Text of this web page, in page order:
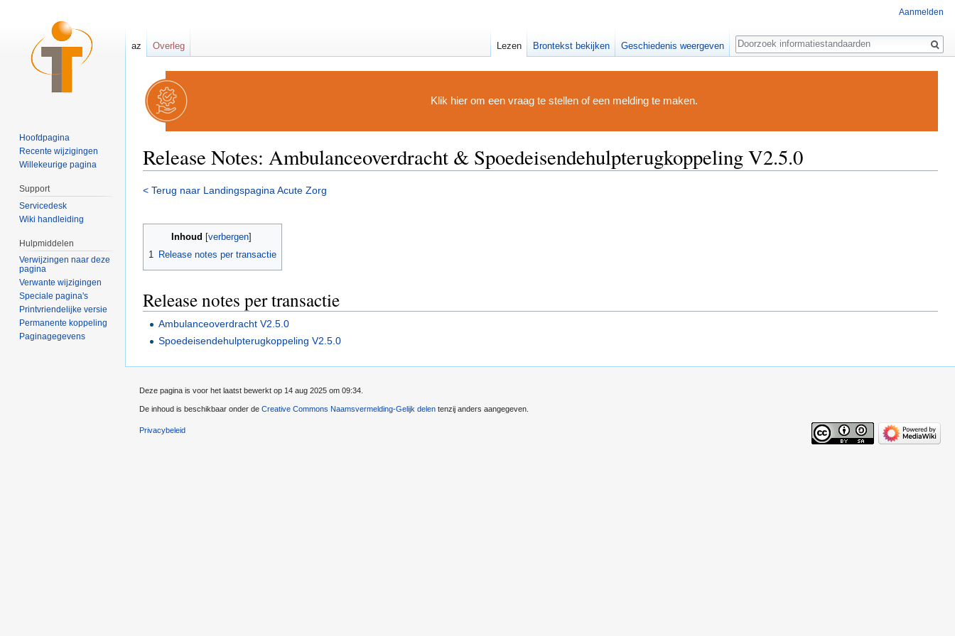
Klik hier om een vraag te stellen of een melding te maken.
Release Notes: Ambulanceoverdracht & Spoedeisendehulpterugkoppeling V2.5.0
< Terug naar Landingspagina Acute Zorg
Inhoud verbergen]
1 Release notes per transactie
Release notes per transactie
Ambulanceoverdracht V2.5.0
Spoedeisendehulpterugkoppeling V2.5.0
Aanmelden
az Overleg Lezen Brontekst bekijken Geschiedenis weergeven
Zoeken
Hoofdpagina
Recente wijzigingen
Willekeurige pagina
Support
Servicedesk
Wiki handleiding
Hulpmiddelen
Verwijzingen naar deze
pagina
Verwante wijzigingen
Speciale pagina's
Printvriendelijke versie
Permanente koppeling
Paginagegevens
Deze pagina is voor het laatst bewerkt op 14 aug 2025 om 09:34.
De inhoud is beschikbaar onder de Creative Commons Naamsvermelding-Gelijk delen tenzij anders aangegeven.
Privacybeleid